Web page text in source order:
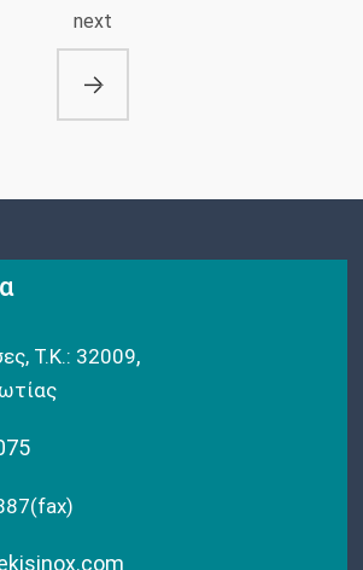
next
Τ.Κ.: 32009,